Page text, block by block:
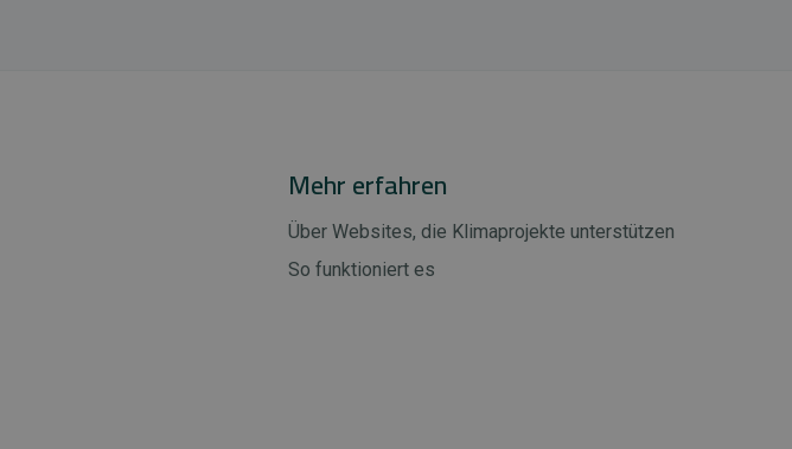
Mehr erfahren
Über Websites, die Klimaprojekte unterstützen
So funktioniert es